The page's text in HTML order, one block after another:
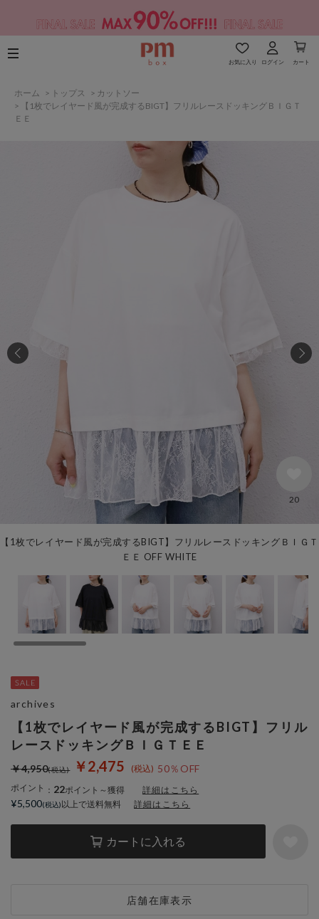
お気に入り ログイン カート
ホーム > トップス > カットソー
>
【1枚でレイヤード風が完成するBIGT】フリルレースドッキングＢＩＧＴ
ＥＥ
【1枚でレイヤード風が完成するBIGT】フリルレースドッキングＢＩＧＴ
ＥＥ OFF WHITE
20
【1枚でレイヤード風が完成するBIGT】フリル
レースドッキングＢＩＧＴＥＥ
￥2,475 50％OFF
￥4,950
ポイント ： 22ポイント～獲得 詳細はこちら
カートに入れる
店舗在庫表示
archives
¥5,500 以上で送料無料 詳細はこちら